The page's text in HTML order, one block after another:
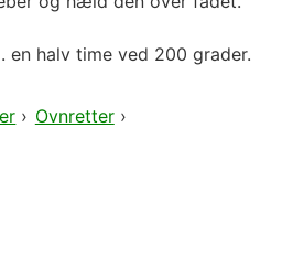
halv time ved 200 grader.
› Ovnretter›